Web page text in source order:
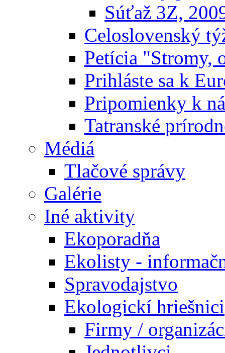
Súťaž 3Z,
Celoslovenský
Petícia "Stromy,
Prihláste sa k
Pripomienky k
Tatranské
Médiá
Tlačové správy
Galérie
Iné aktivity
Ekoporadňa
Ekolisty -
Spravodajstvo
Ekologickí hriešnici
Firmy /